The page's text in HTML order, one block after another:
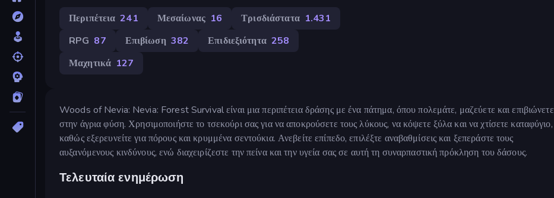
Περιπέτεια 241 Μεσαίωνας 16 Τρισδιάστατα 1.431
RPG 87 Επιβίωση 382 Επιδιεξιότητα 258
Μαχητικά 127
Woods of Nevia: Nevia: Forest Survival είναι μια περιπέτεια δράσης με ένα πάτημα, όπου πολεμάτε, μαζεύετε και επιβιώνετε
στην άγρια φύση. Χρησιμοποιήστε το τσεκούρι σας για να αποκρούσετε τους λύκους, να κόψετε ξύλα και να χτίσετε καταφύγιο,
καθώς εξερευνείτε για πόρους και κρυμμένα σεντούκια. Ανεβείτε επίπεδο, επιλέξτε αναβαθμίσεις και ξεπεράστε τους
αυξανόμενους κινδύνους, ενώ διαχειρίζεστε την πείνα και την υγεία σας σε αυτή τη συναρπαστική πρόκληση του δάσους.
Τελευταία ενημέρωση